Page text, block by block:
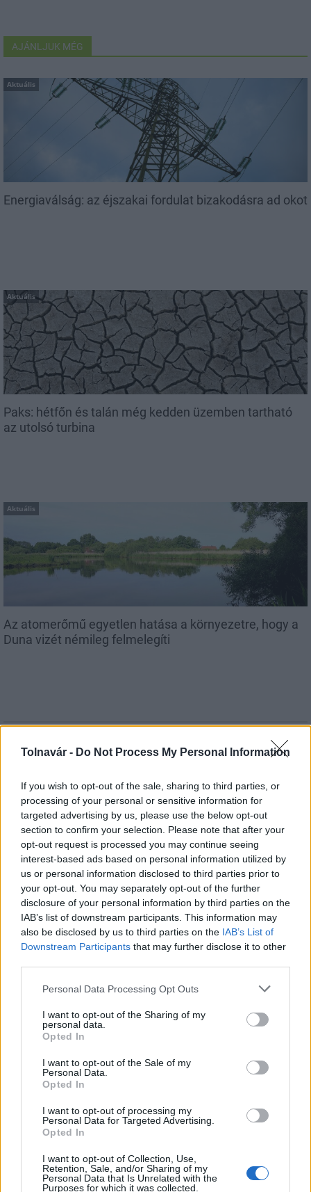
Tolnavár - Do Not Process My Personal Information
If you wish to opt-out of the sale, sharing to third parties, or
processing of your personal or sensitive information for
targeted advertising by us, please use the below opt-out
section to confirm your selection. Please note that after your
opt-out request is processed you may continue seeing
interest-based ads based on personal information utilized by
us or personal information disclosed to third parties prior to
your opt-out. You may separately opt-out of the further
disclosure of your personal information by third parties on the
IAB’s list of downstream participants. This information may
also be disclosed by us to third parties on the IAB’s List of
Downstream Participants that may further disclose it to other
Please note that this website/app uses one or more Google
not limited to your visit or usage behaviour. You may click to
grant or deny consent to Google and its third-party tags to
use your data for below specified purposes in below Google
consent section.
Personal Data Processing Opt Outs
I want to opt-out of the Sharing of my
personal data.
Opted In
I want to opt-out of the Sale of my
Personal Data.
Opted In
I want to opt-out of processing my
Personal Data for Targeted Advertising.
Opted In
I want to opt-out of Collection, Use,
Retention, Sale, and/or Sharing of my
Personal Data that Is Unrelated with the
Purposes for which it was collected.
AJÁNLJUK MÉG
Aktuális
Energiaválság: az éjszakai fordulat bizakodásra ad okot
Aktuális
Paks: hétfőn és talán még kedden üzemben tartható
az utolsó turbina
Aktuális
Az atomerőmű egyetlen hatása a környezetre, hogy a
Duna vizét némileg felmelegíti
MAGYAR ÉPÍTŐK
Mi épül?
Hódmezővásárhely iskolaépítés FERROÉP Zrt. oktatási beruházás
Másfélszeresére bővítik Hódmezővásárhely jó hírű
A Szőnyi Benjámin Általános Iskola fejlesztését a FERROÉP
kivitelezheti; a munkák csaknem egy évig tartanak majd.
Látványos építési szakasz indult be a
mérföldköve a felülvizsgálat
árnyékában?